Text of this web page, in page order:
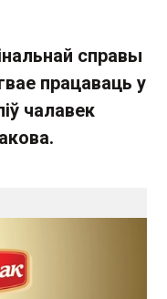
справы
працаваць у
чалавек